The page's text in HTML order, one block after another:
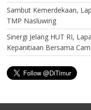
Sambut Kemerdekaan,
TMP Nasluwing
Sinergi Jelang HUT RI,
Kepanitiaan Bersama